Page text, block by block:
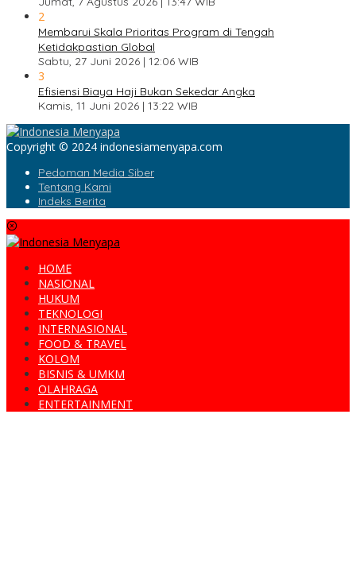
2
Membarui Skala Prioritas Program di Tengah
Ketidakpastian Global
Sabtu, 27 Juni 2026 | 12:06 WIB
3
Efisiensi Biaya Haji Bukan Sekedar Angka
Kamis, 11 Juni 2026 | 13:22 WIB
Copyright © 2024 indonesiamenyapa.com
Pedoman Media Siber
Tentang Kami
Indeks Berita
HOME
NASIONAL
HUKUM
TEKNOLOGI
INTERNASIONAL
FOOD & TRAVEL
KOLOM
BISNIS & UMKM
OLAHRAGA
ENTERTAINMENT